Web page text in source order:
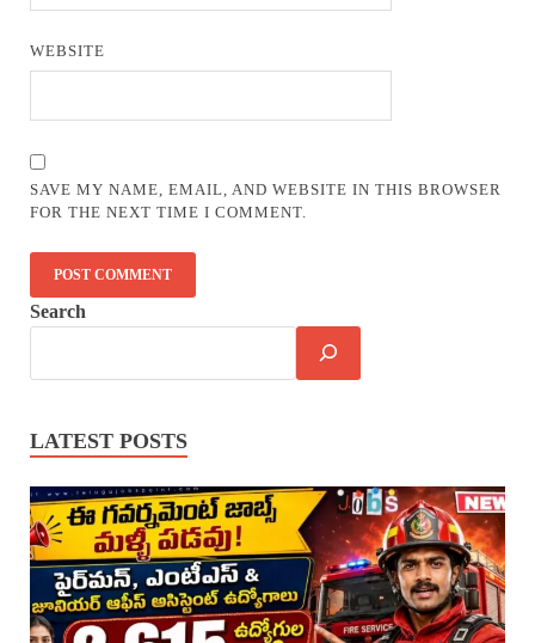
WEBSITE
SAVE MY NAME, EMAIL, AND WEBSITE IN THIS BROWSER
FOR THE NEXT TIME I COMMENT.
Search
LATEST POSTS